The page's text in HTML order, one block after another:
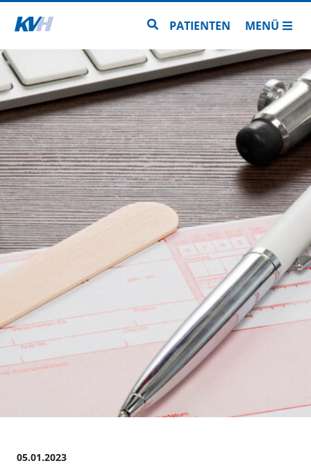
Zur Startseite Zur Seitensuche
PATIENTEN MENÜ
05.01.2023